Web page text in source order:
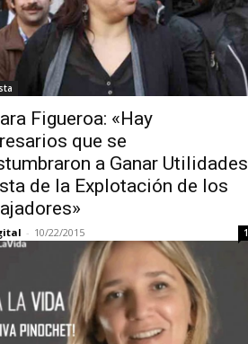
Figueroa: «Hay
que se
a Ganar Utilidades
de la Explotación de los
- 10/22/2015 1